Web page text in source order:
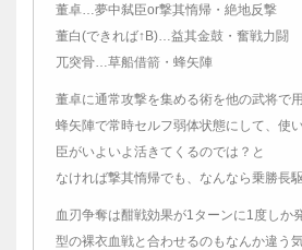
董卓…夢中弑臣or撃其惰帰・絶地反撃
董白(できれば↑B)…益其金鼓・奮戦力闘
兀突骨…草船借箭・蜂矢陣
董卓に通常攻撃を集める術を他の武将で
蜂矢陣で常時セルフ弱体状態にして、使
臣がいよいよ活きてくるのでは？と
なければ撃其惰帰でも、なんなら乗勝長駆
血刃争奪は酣戦効果が1ターンに1度しか
型の裸衣血戦と合わせるのもなんか違う